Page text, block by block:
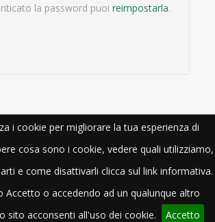
i cookie per migliorare la tua esperienza di
cosa sono i cookie, vedere quali utilizziamo,
e come disattivarli clicca sul link informativa.
Accetto o accedendo ad un qualunque altro
sito acconsenti all'uso dei cookie.
Accetto
la password puoireimpostarla.
Mediche San Giorgio Srl